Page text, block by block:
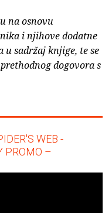
na osnovu
i njihove dodatne
u sadržaj knjige, te se
dogovora s
WEB -
PROMO –